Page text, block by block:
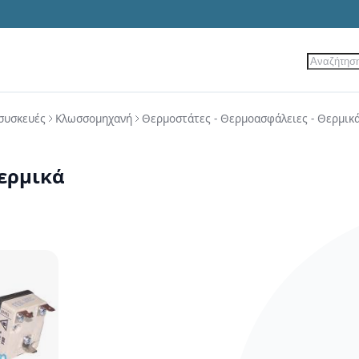
Κλωσσομηχανή Θερμοστάτες - Θερμοασφάλειες -